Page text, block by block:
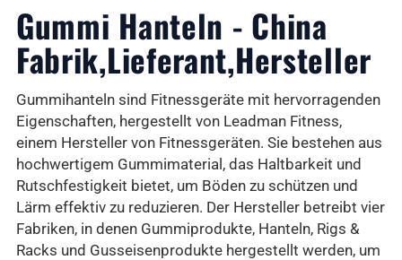
Gummi Hanteln - China
Fabrik,Lieferant,Hersteller
Gummihanteln sind Fitnessgeräte mit hervorragenden
Eigenschaften, hergestellt von Leadman Fitness,
einem Hersteller von Fitnessgeräten. Sie bestehen aus
hochwertigem Gummimaterial, das Haltbarkeit und
Rutschfestigkeit bietet, um Böden zu schützen und
Lärm effektiv zu reduzieren. Der Hersteller betreibt vier
Fabriken, in denen Gummiprodukte, Hanteln, Rigs &
Racks und Gusseisenprodukte hergestellt werden, um